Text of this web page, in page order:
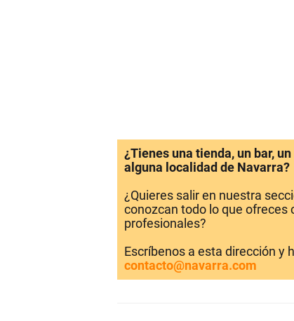
¿Tienes una tienda, un bar,
alguna localidad de Navarra?
¿Quieres salir en nuestra
conozcan todo lo que ofreces
profesionales?
Escríbenos a esta dirección y
contacto@navarra.com